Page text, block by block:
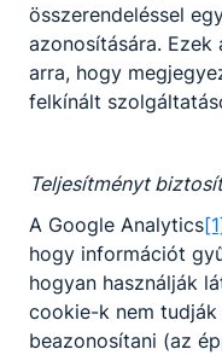
összerendeléssel
azonosítására.
arra, hogy
felkínált
Teljesítményt
A Google Analytics
hogy információt
hogyan használják
cookie-k nem
beazonosítani (az